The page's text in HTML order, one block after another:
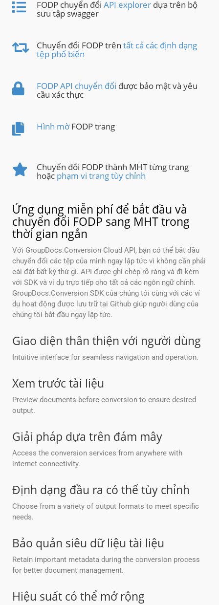
FODP chuyển đổi API explorer dựa trên bộ
sưu tập swagger
Chuyển đổi FODP trên tất cả các định dạng
tệp phổ biến
FODP API chuyển đổi được bảo mật và yêu
cầu xác thực
Hình mờFODP trang
Chuyển đổi FODP thành MHT từng trang
hoặc phạm vi trang tùy chỉnh
Ứng dụng miễn phí để bắt đầu và
chuyển đổi FODP sang MHT trong
thời gian ngắn
Với GroupDocs.Conversion Cloud API, bạn có thể bắt đầu
chuyển đổi các tệp của mình ngay lập tức vì không cần phải
cài đặt bất kỳ thứ gì. API được ghi chép rõ ràng và đi kèm
với SDK và ví dụ trực tiếp cho tất cả các ngôn ngữ chính.
GroupDocs.Conversion SDK của chúng tôi cùng với các ví
dụ hoạt động được lưu trữ tại Github giúp người dùng của
chúng tôi bắt đầu ngay lập tức.
Giao diện thân thiện với người dùng
Intuitive interface for seamless navigation and operation.
Xem trước tài liệu
Preview documents before conversion to ensure desired
output.
Giải pháp dựa trên đám mây
Access the conversion services from anywhere with
internet connectivity.
Định dạng đầu ra có thể tùy chỉnh
Choose from a variety of output formats to meet specific
needs.
Bảo quản siêu dữ liệu tài liệu
Retain important metadata during the conversion process
for better document management.
Hiệu suất có thể mở rộng